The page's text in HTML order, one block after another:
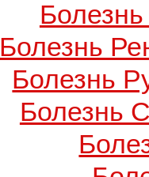
Болезнь
Болезнь
Болезнь